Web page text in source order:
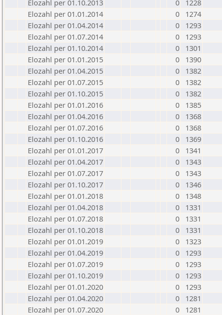
Elozahl per 01.10.2013
0
1228
Elozahl per 01.01.2014
0
1274
Elozahl per 01.04.2014
0
1293
Elozahl per 01.07.2014
0
1293
Elozahl per 01.10.2014
0
1301
Elozahl per 01.01.2015
0
1390
Elozahl per 01.04.2015
0
1382
Elozahl per 01.07.2015
0
1382
Elozahl per 01.10.2015
0
1382
Elozahl per 01.01.2016
0
1385
Elozahl per 01.04.2016
0
1368
Elozahl per 01.07.2016
0
1368
Elozahl per 01.10.2016
0
1369
Elozahl per 01.01.2017
0
1341
Elozahl per 01.04.2017
0
1343
Elozahl per 01.07.2017
0
1343
Elozahl per 01.10.2017
0
1346
Elozahl per 01.01.2018
0
1348
Elozahl per 01.04.2018
0
1331
Elozahl per 01.07.2018
0
1331
Elozahl per 01.10.2018
0
1331
Elozahl per 01.01.2019
0
1323
Elozahl per 01.04.2019
0
1293
Elozahl per 01.07.2019
0
1293
Elozahl per 01.10.2019
0
1293
Elozahl per 01.01.2020
0
1293
Elozahl per 01.04.2020
0
1281
Elozahl per 01.07.2020
0
1281